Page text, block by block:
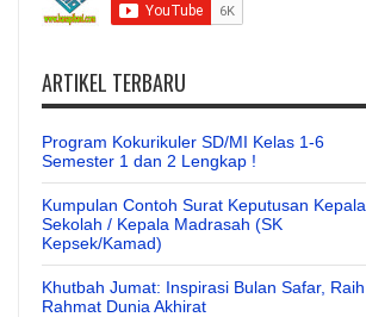
ARTIKEL TERBARU
Program Kokurikuler SD/MI Kelas 1-6
Semester 1 dan 2 Lengkap !
Kumpulan Contoh Surat Keputusan Kepala
Sekolah / Kepala Madrasah (SK
Kepsek/Kamad)
Khutbah Jumat: Inspirasi Bulan Safar, Raih
Rahmat Dunia Akhirat